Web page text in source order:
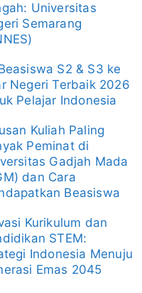
Universitas
Semarang
S2 & S3 ke
Negeri Terbaik 2026
Pelajar Indonesia
Kuliah Paling
Peminat di
Gadjah Mada
dan Cara
Beasiswa
Kurikulum dan
STEM:
Indonesia Menuju
Emas 2045